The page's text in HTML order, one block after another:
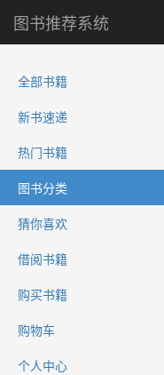
图书推荐系统
全部书籍
新书速递
热门书籍
图书分类
猜你喜欢
借阅书籍
购买书籍
购物车
个人中心